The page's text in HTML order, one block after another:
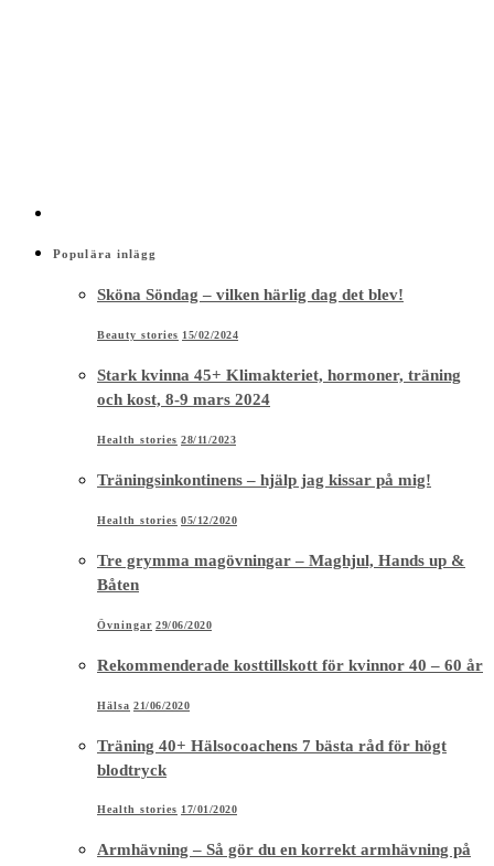
Populära inlägg
Sköna Söndag – vilken härlig dag det blev!
Beauty stories 15/02/2024
Stark kvinna 45+ Klimakteriet, hormoner, träning
och kost, 8-9 mars 2024
Health stories 28/11/2023
Träningsinkontinens – hjälp jag kissar på mig!
Health stories 05/12/2020
Tre grymma magövningar – Maghjul, Hands up &
Båten
Övningar 29/06/2020
Rekommenderade kosttillskott för kvinnor 40 – 60 år
Hälsa 21/06/2020
Träning 40+ Hälsocoachens 7 bästa råd för högt
blodtryck
Health stories 17/01/2020
Armhävning – Så gör du en korrekt armhävning på